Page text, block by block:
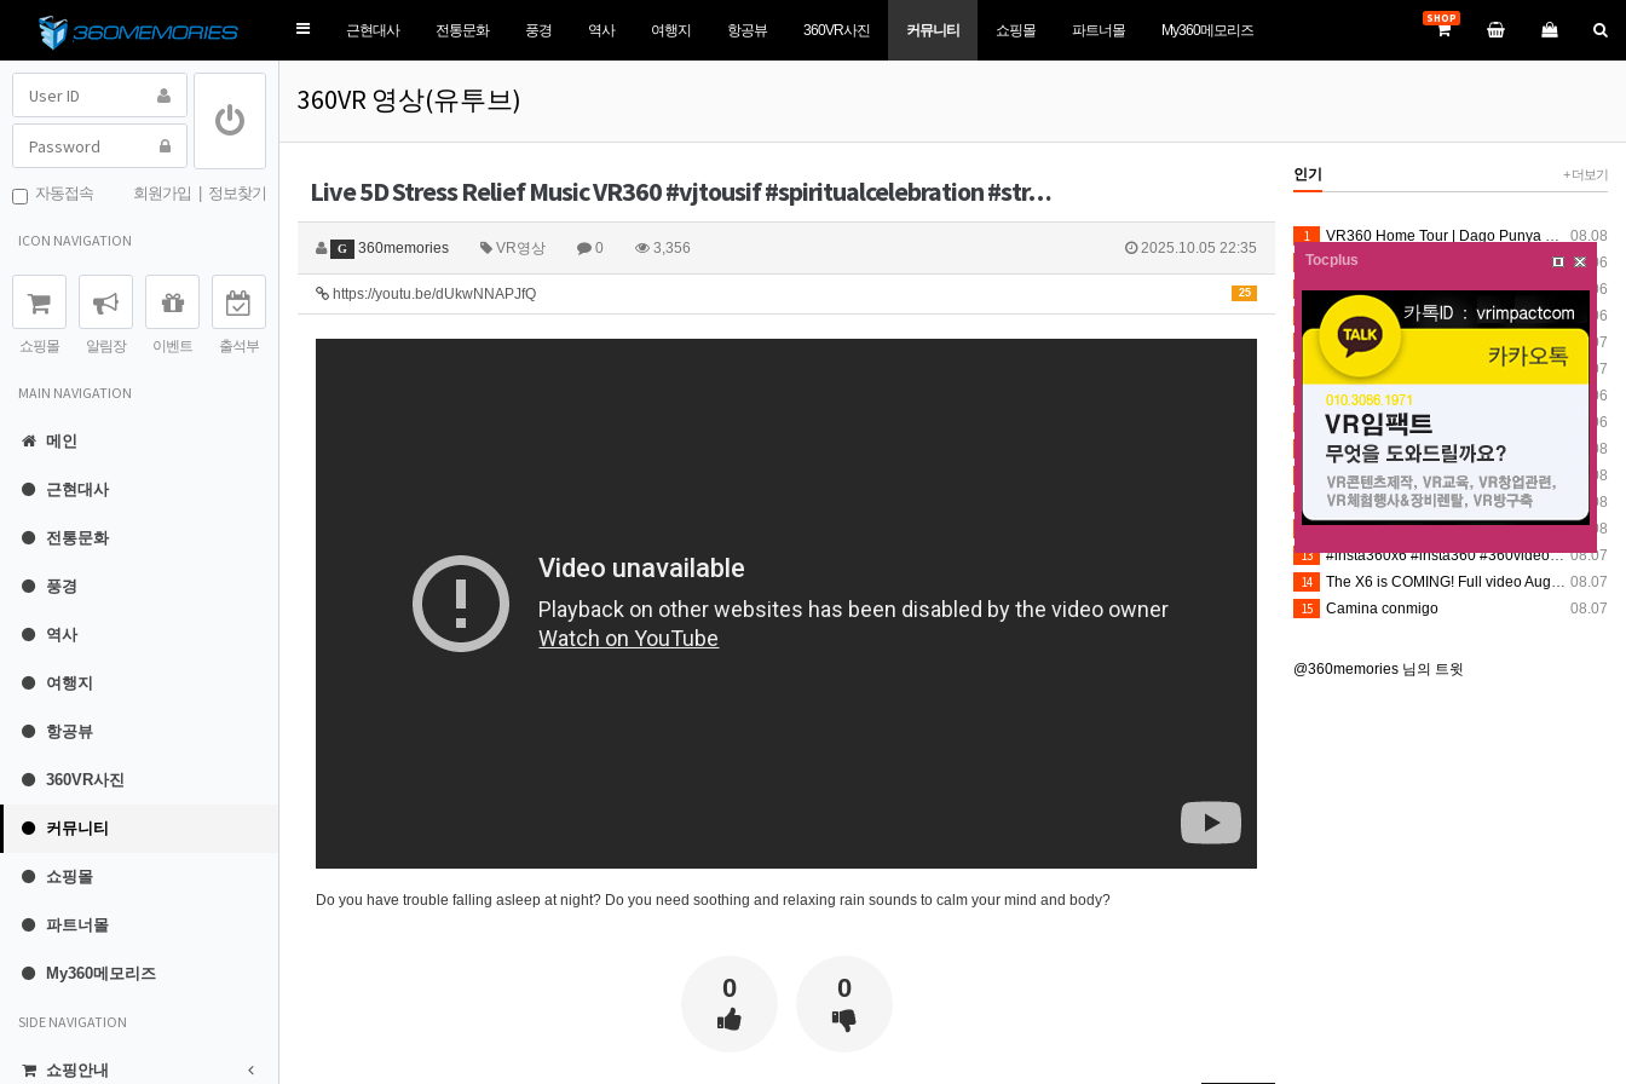
Toggle
SHOP
근현대사 전통문화 풍경 역사 여행지 항공뷰 360VR사진 커뮤니티 쇼핑몰 파트너몰 My360메모리즈
자동접속 회원가입 정보찾기
ICON NAVIGATION
쇼핑몰 알림장 이벤트 출석부
MAIN NAVIGATION
메인
근현대사
전통문화
풍경
역사
여행지
항공뷰
360VR사진
커뮤니티
쇼핑몰
파트너몰
My360메모리즈
SIDE NAVIGATION
쇼핑안내
360VR 영상(유투브)
Live 5D Stress Relief Music VR360 #vjtousif #spiritualcelebration #str…
G 360memories VR영상 0 3,356 2025.10.05 22:35
25
https://youtu.be/dUkwNNAPJfQ
Do you have trouble falling asleep at night? Do you need soothing and relaxing rain sounds to calm your mind and body?
0 0
인기 + 더보기
08.08
1
VR360 Home Tour | Dago Punya Hidden Gem Baru! Keliling Smart Valley Dago Cek Progress Terbaru Part 2
08.06
2
宜花DOC【VR360數位走讀】新城老街
08.06
3
[EN]【360°VR】Hodosan Shrine VR360 Walk | Chichibu Three Shrines Part 1
08.06
Inside the World’s Tallest Indoor Waterfall | Jewel Changi Rain Vortex | 8K VR360
08.07
जय शंभू #shortsverity​ #verityminecraft​ #veritymod​ #360​ #360video​ #VR​ #vr360​ #360vr​ #vrvideo​
08.07
08.06
URS Mubarak coming son#verity #verityminecraft #veritymod #360video #VR #vr360 #vrvideo #growyoutube
08.06
Teriak-teriak dikejar Alien
08.08
#360degree#video#manalitrip
08.08
One Night! Two Events! Two Vibes! Flashback Friday
08.08
360-degree equirectangular video#360VR #VirtualReality #ImmersiveExperience #VRWorld #FutureTech
08.08
12
4 Channel Dash Cam 360° Car Video Recorder Black Box with Night Vision 24/7 Parking Monitor G-Senso
08.07
13
#insta360x6 #insta360 #360video #360camera
08.07
14
The X6 is COMING! Full video August 12th @insta360 @insta360_usa
08.07
15 Camina conmigo
@360memories 님의 트윗
Tocplus